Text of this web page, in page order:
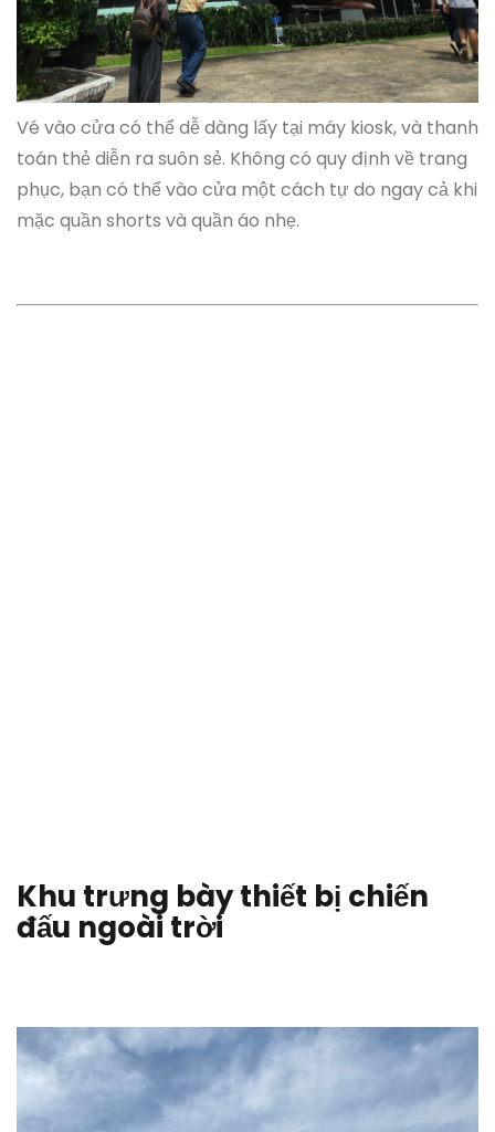
Vé vào cửa có thể dễ dàng lấy tại máy kiosk, và thanh
toán thẻ diễn ra suôn sẻ. Không có quy định về trang
phục, bạn có thể vào cửa một cách tự do ngay cả khi
mặc quần shorts và quần áo nhẹ.
Khu trưng bày thiết bị chiến
đấu ngoài trời